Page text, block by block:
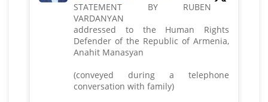
STATEMENT BY RUBEN
VARDANYAN
addressed to the Human Rights
Defender of the Republic of Armenia,
Anahit Manasyan
(conveyed during a telephone
conversation with family)